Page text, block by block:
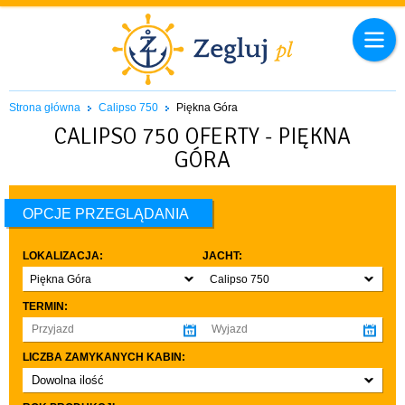
Strona główna Calipso 750 Piękna Góra
CALIPSO 750 OFERTY - PIĘKNA
GÓRA
OPCJE PRZEGLĄDANIA
LOKALIZACJA:
Piękna Góra
JACHT:
Calipso 750
TERMIN:
LICZBA ZAMYKANYCH KABIN:
Dowolna ilość